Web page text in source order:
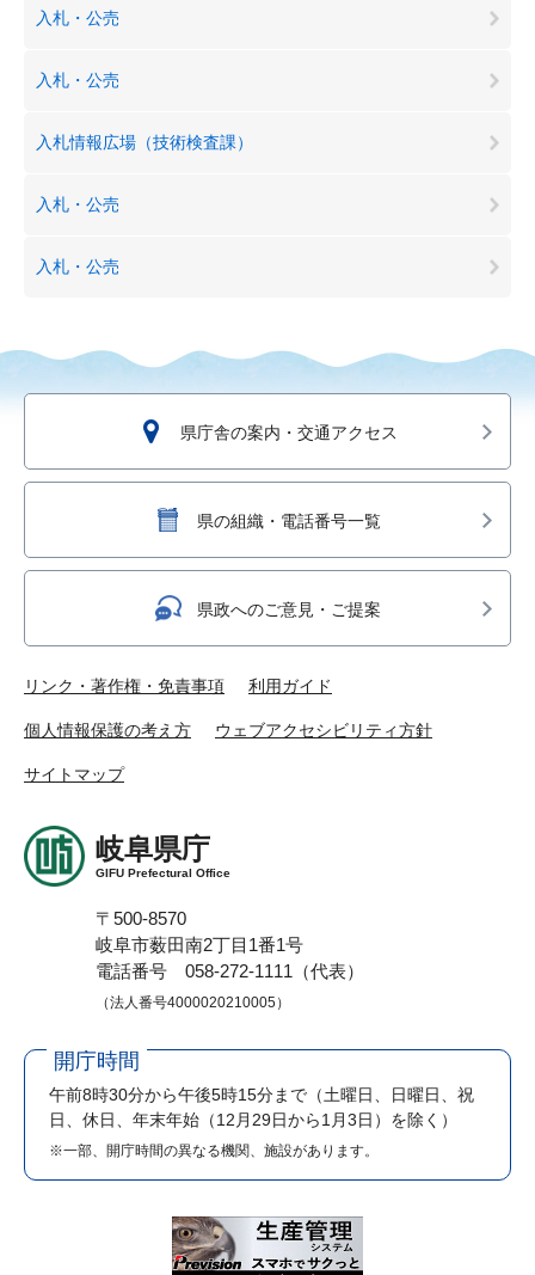
入札・公売
入札・公売
入札情報広場（技術検査課）
入札・公売
入札・公売
県庁舎の案内・交通アクセス
県の組織・電話番号一覧
県政へのご意見・ご提案
リンク・著作権・免責事項 利用ガイド
個人情報保護の考え方 ウェブアクセシビリティ方針
サイトマップ
岐阜県庁
GIFU Prefectural Office
〒500-8570
岐阜市薮田南2丁目1番1号
電話番号 058-272-1111（代表）
（法人番号4000020210005）
開庁時間
午前8時30分から午後5時15分まで （土曜日、日曜日、祝
日、休日、年末年始（12月29日から1月3日）を除く）
※一部、開庁時間の異なる機関、施設があります。